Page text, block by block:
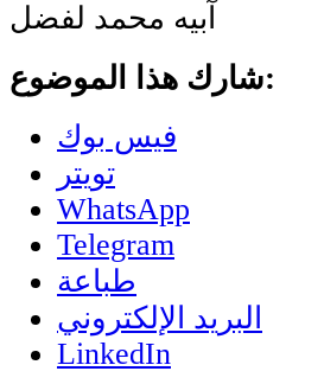
آبيه محمد لفضل
شارك هذا الموضوع:
فيس بوك
تويتر
WhatsApp
Telegram
طباعة
البريد الإلكتروني
LinkedIn